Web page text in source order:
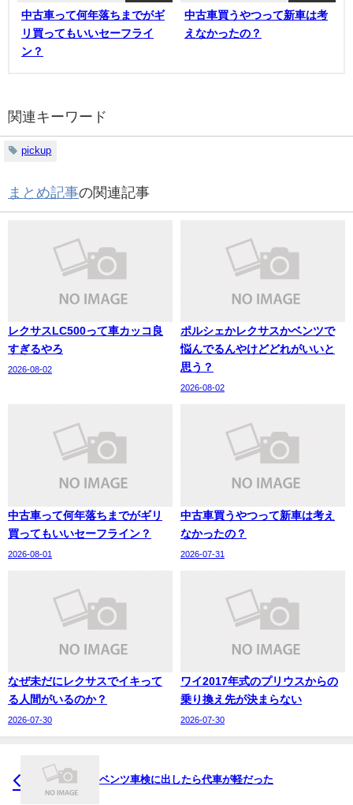
中古車って何年落ちまでがギ
リ買ってもいいセーフライ
ン？
中古車買うやつって新車は考
えなかったの？
関連キーワード
pickup
まとめ記事の関連記事
レクサスLC500って車カッコ良
すぎるやろ
2026-08-02
ポルシェかレクサスかベンツで
悩んでるんやけどどれがいいと
思う？
2026-08-02
中古車って何年落ちまでがギリ
買ってもいいセーフライン？
2026-08-01
中古車買うやつって新車は考え
なかったの？
2026-07-31
なぜ未だにレクサスでイキって
る人間がいるのか？
2026-07-30
ワイ2017年式のプリウスからの
乗り換え先が決まらない
2026-07-30
ベンツ車検に出したら代車が軽だった